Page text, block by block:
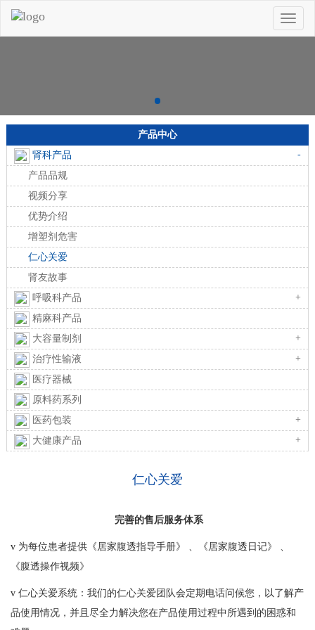
Toggle
产品中心
肾科产品
-
产品品规
视频分享
优势介绍
增塑剂危害
仁心关爱
肾友故事
呼吸科产品
+
精麻科产品
大容量制剂
+
治疗性输液
+
医疗器械
原料药系列
医药包装
+
大健康产品
+
仁心关爱
完善的售后服务体系
v 为每位患者提供《居家腹透指导手册》 、《居家腹透日记》 、
《腹透操作视频》
v 仁心关爱系统：我们的仁心关爱团队会定期电话问候您，以了解产
品使用情况，并且尽全力解决您在产品使用过程中所遇到的困惑和